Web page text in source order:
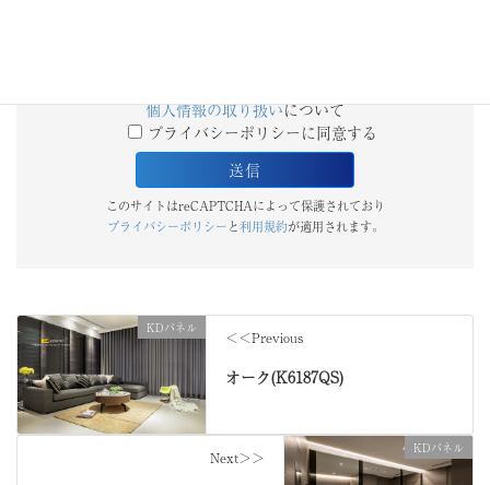
個人情報の取り扱いについて
プライバシーポリシーに同意する
このサイトはreCAPTCHAによって保護されており
プライバシーポリシーと利用規約が適用されます。
KDパネル
＜＜Previous
オーク(K6187QS)
KDパネル
Next＞＞